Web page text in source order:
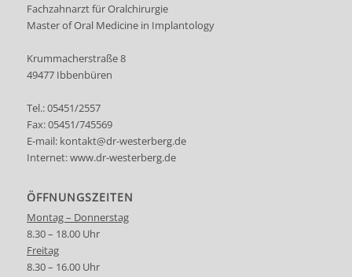
Fachzahnarzt für Oralchirurgie
Master of Oral Medicine in Implantology
Krummacherstraße 8
49477 Ibbenbüren
Tel.:05451/2557
Fax: 05451/745569
E-mail: kontakt@dr-westerberg.de
Internet:www.dr-westerberg.de
ÖFFNUNGSZEITEN
Montag – Donnerstag
8.30 – 18.00 Uhr
Freitag
8.30 – 16.00 Uhr